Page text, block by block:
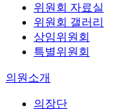
위원회 자료실
위원회 갤러리
상임위원회
특별위원회
의원소개
의장단